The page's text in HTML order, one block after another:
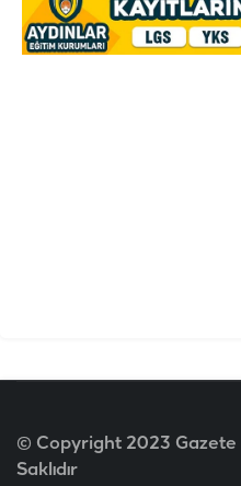
© Copyright 2023 Gazete
Saklıdır